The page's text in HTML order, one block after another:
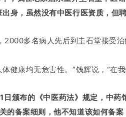
出身，虽然没有中医行医资质，但
2000多名病人先后到圭石堂接受
健康均无危害性。”钱辉说，“在
日颁布的《中医药法》规定，中
的备案细则，他不知道该如何备